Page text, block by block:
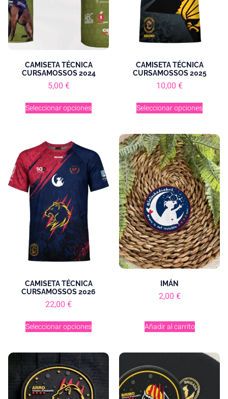
CAMISETA TÉCNICA
CURSAMOSSOS 2024
5,00 €
Seleccionar opciones
CAMISETA TÉCNICA
CURSAMOSSOS 2025
10,00 €
Seleccionar opciones
CAMISETA TÉCNICA
CURSAMOSSOS 2026
22,00 €
Seleccionar opciones
IMÁN
2,00 €
Añadir al carrito